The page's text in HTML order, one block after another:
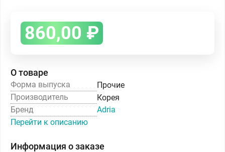
860,00 ₽
О товаре
Форма выпуска
Прочие
Производитель
Корея
Бренд
Adria
Перейти к описанию
Информация о заказе